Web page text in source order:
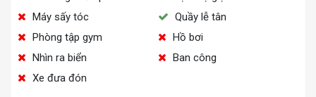
Máy sấy tóc
Quầy lễ tân
Phòng tập gym
Hồ bơi
Nhìn ra biển
Ban công
Xe đưa đón